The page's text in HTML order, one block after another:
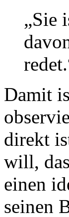
„Sie
Damit
direkt
will,
einen
seinen